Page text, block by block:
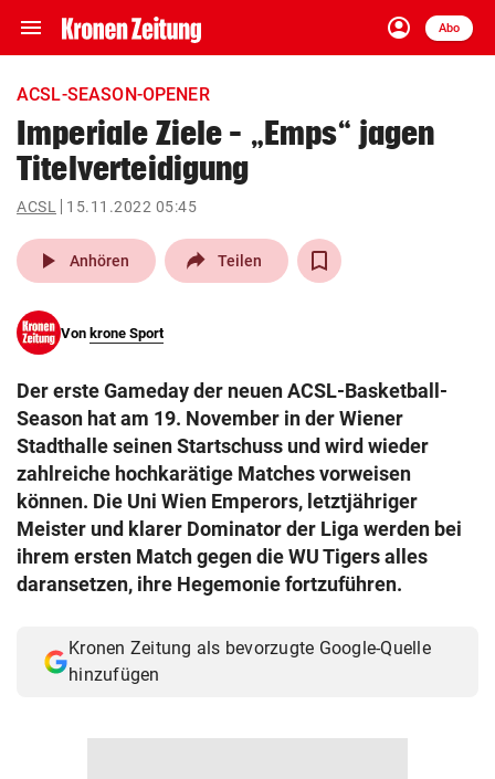
menu Navigation
ein-/ausklappen
account_circle
Anmelden
Abo
close Schließen
account_circle Anmelden
pin_drop
Wien arrow_right
search
eingeben
© Krone Multimedia GmbH & Co KG 2026
Muthgasse 2, 1190 Wien
ACSL-SEASON-OPENER
Imperiale Ziele – „Emps“ jagen
Titelverteidigung
ACSL 15.11.2022 05:45
play_arrow Anhören Teilen
Von krone Sport
Der erste Gameday der neuen ACSL-Basketball-
Season hat am 19. November in der Wiener
Stadthalle seinen Startschuss und wird wieder
zahlreiche hochkarätige Matches vorweisen
können. Die Uni Wien Emperors, letztjähriger
Meister und klarer Dominator der Liga werden bei
ihrem ersten Match gegen die WU Tigers alles
daransetzen, ihre Hegemonie fortzuführen.
Kronen Zeitung als bevorzugte Google-Quelle
hinzufügen